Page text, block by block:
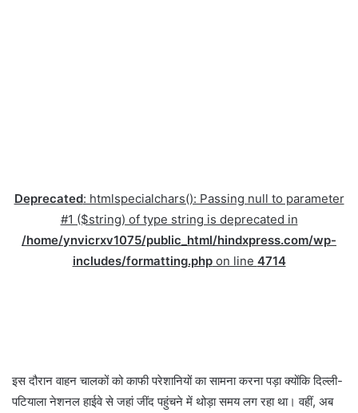
Deprecated: htmlspecialchars(): Passing null to parameter
#1 ($string) of type string is deprecated in
/home/ynvicrxv1075/public_html/hindxpress.com/wp-
includes/formatting.phpon line 4714
इस दौरान वाहन चालकों को काफी परेशानियों का सामना करना पड़ा क्योंकि दिल्ली-
पटियाला नेशनल हाईवे से जहां जींद पहुंचने में थोड़ा समय लग रहा था। वहीं, अब